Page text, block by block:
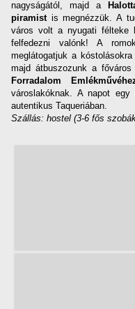
nagyságától, majd a
piramist is megnézzük. A
város volt a nyugati félteke
felfedezni valónk! A
meglátogatjuk a
majd átbuszozunk a
Forradalom
városlakóknak. A napot egy
autentikus Taqueriában.
Szállás: hostel (3-6 fős